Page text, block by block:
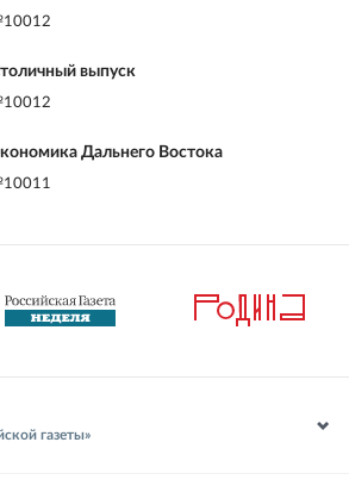
выпуск
Дальнего Востока
газеты»